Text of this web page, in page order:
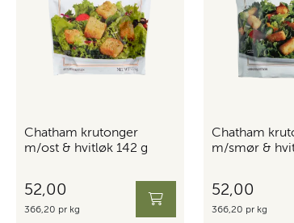
Chatham krutonger
m/ost & hvitløk 142 g
52,00
366,20 pr kg
Chatham
m/smør &
52,00
366,20 pr kg